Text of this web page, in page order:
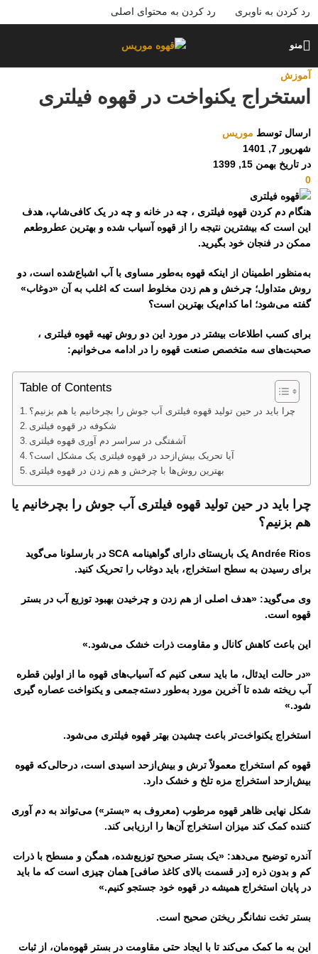
رد کردن به ناوبری رد کردن به محتوای اصلی
منو
آموزش
استخراج یکنواخت در قهوه فیلتری
ارسال توسط موریس
شهریور 7, 1401
در تاریخ بهمن 15, 1399
0
هنگام دم کردن قهوه فیلتری ، چه در خانه و چه در یک کافی‌شاپ، هدف
این است که بیشترین نتیجه را از قهوه آسیاب شده و بهترین عطروطعم
ممکن در فنجان خود بگیرید.
به‌منظور اطمینان از اینکه قهوه به‌طور مساوی با آب اشباع‌شده است، دو
روش متداول؛ چرخش و هم زدن مخلوط است که اغلب به آن «دوغاب»
گفته می‌شود؛ اما کدام‌یک بهترین است؟
برای کسب اطلاعات بیشتر در مورد این دو روش تهیه قهوه فیلتری ،
صحبت‌های سه متخصص صنعت قهوه را در ادامه می‌خوانیم:
Table of Contents
چرا باید در حین تولید قهوه فیلتری آب جوش را بچرخانیم یا هم بزنیم؟
شکوفه در قهوه فیلتری
آشفتگی در سراسر دم آوری قهوه فیلتری
آیا تحریک بیش‌ازحد در قهوه فیلتری یک مشکل است؟
بهترین روش‌ها با چرخش و هم زدن در قهوه فیلتری
چرا باید در حین تولید قهوه فیلتری آب جوش را بچرخانیم یا
هم بزنیم؟
Andrée Rios یک باریستای دارای گواهینامه SCA در بارسلونا می‌گوید
برای رسیدن به سطح استخراج، باید دوغاب را تحریک کنید.
وی می‌گوید: «هدف اصلی از هم زدن و چرخیدن بهبود توزیع آب در بستر
قهوه است.
این باعث کاهش کانال و مقاومت ذرات خشک می‌شود.»
«در حالت ایدئال، ما باید سعی کنیم که آسیاب‌های قهوه ما از اولین قطره
آب ریخته شده تا آخرین مورد به‌طور دسته‌جمعی و یکنواخت عصاره گیری
شود.»
استخراج یکنواخت‌تر باعث چشیدن بهتر قهوه فیلتری می‌شود.
قهوه کم استخراج معمولاً ترش و بیش‌ازحد اسیدی است، درحالی‌که قهوه
بیش‌ازحد استخراج مزه تلخ و خشک دارد.
شکل نهایی ظاهر قهوه مرطوب (معروف به «بستر») می‌تواند به دم آوری
کننده کمک کند میزان استخراج آن‌ها را ارزیابی کند.
آندره توضیح می‌دهد: «یک بستر صحیح توزیع‌شده، همگن و مسطح با ذرات
کم و بدون ذره [در قسمت بالای کاغذ صافی] همان چیزی است که ما باید
در پایان استخراج همیشه در قهوه خود جستجو کنیم.»
بستر تخت نشانگر ریختن صحیح است.
این به ما کمک می‌کند تا با ایجاد حتی مقاومت در بستر قهوه‌مان، از ثبات